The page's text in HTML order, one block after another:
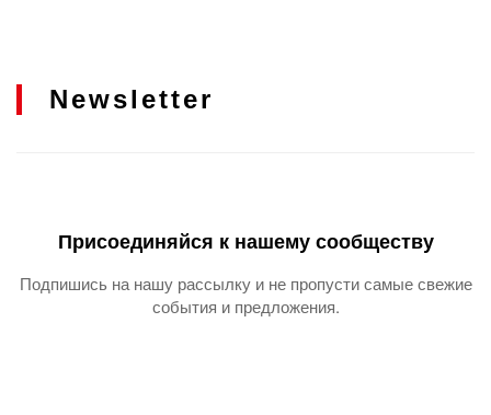
Newsletter
Присоединяйся к нашему сообществу
Подпишись на нашу рассылку и не пропусти самые свежие
события и предложения.